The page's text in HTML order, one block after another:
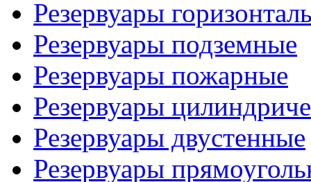
Резервуары
Резервуары подземные
Резервуары пожарные
Резервуары
Резервуары двустенные
Резервуары